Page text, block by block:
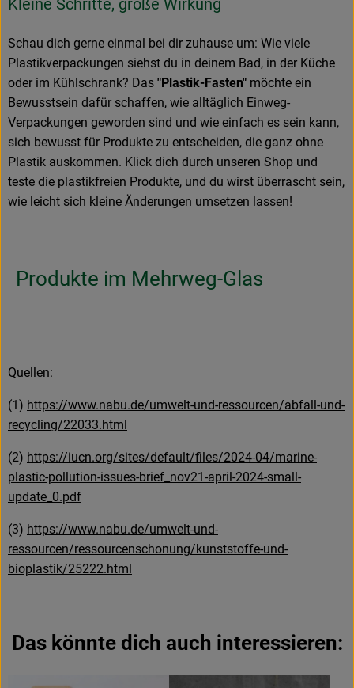
Kleine Schritte, große Wirkung
Schau dich gerne einmal bei dir zuhause um: Wie viele
Plastikverpackungen siehst du in deinem Bad, in der Küche
oder im Kühlschrank? Das "Plastik-Fasten" möchte ein
Bewusstsein dafür schaffen, wie alltäglich Einweg-
Verpackungen geworden sind und wie einfach es sein kann,
sich bewusst für Produkte zu entscheiden, die ganz ohne
Plastik auskommen. Klick dich durch unseren Shop und
teste die plastikfreien Produkte, und du wirst überrascht sein,
wie leicht sich kleine Änderungen umsetzen lassen!
Produkte im Mehrweg-Glas
Quellen:
(1) https://www.nabu.de/umwelt-und-ressourcen/abfall-und-
recycling/22033.html
(2) https://iucn.org/sites/default/files/2024-04/marine-
plastic-pollution-issues-brief_nov21-april-2024-small-
update_0.pdf
(3) https://www.nabu.de/umwelt-und-
ressourcen/ressourcenschonung/kunststoffe-und-
bioplastik/25222.html
Das könnte dich auch interessieren: